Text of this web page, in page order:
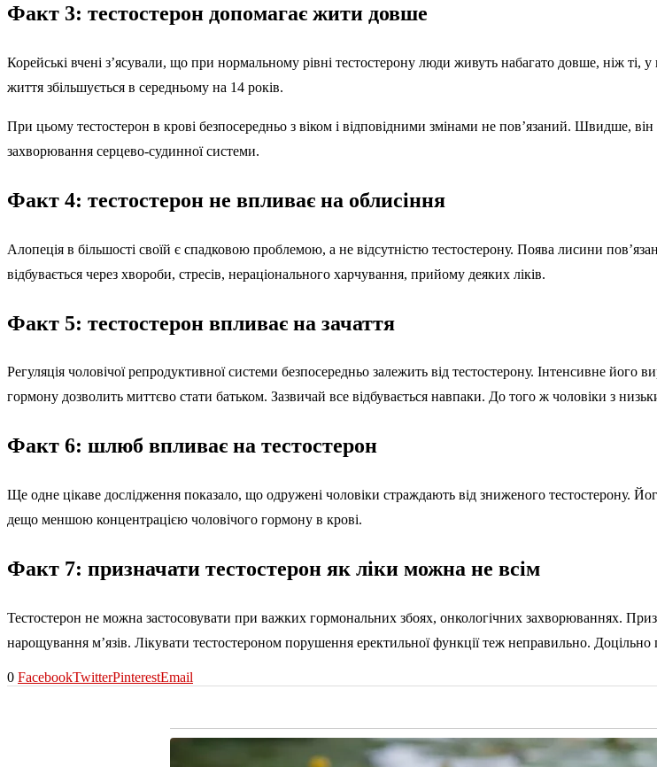
Факт 3: тестостерон допомагає жити довше
Корейські вчені з’ясували, що при нормальному рівні тестостерону люди живуть набагато довше, ніж ті,
життя збільшується в середньому на 14 років.
При цьому тестостерон в крові безпосередньо з віком і відповідними змінами не пов’язаний. Швидше,
захворювання серцево-судинної системи.
Факт 4: тестостерон не впливає на облисіння
Алопеція в більшості своїй є спадковою проблемою, а не відсутністю тестостерону. Поява лисини
відбувається через хвороби, стресів, нераціонального харчування, прийому деяких ліків.
Факт 5: тестостерон впливає на зачаття
Регуляція чоловічої репродуктивної системи безпосередньо залежить від тестостерону. Інтенсивне
гормону дозволить миттєво стати батьком. Зазвичай все відбувається навпаки. До того ж чоловіки з
Факт 6: шлюб впливає на тестостерон
Ще одне цікаве дослідження показало, що одружені чоловіки страждають від зниженого тестостерону.
дещо меншою концентрацією чоловічого гормону в крові.
Факт 7: призначати тестостерон як ліки можна не всім
Тестостерон не можна застосовувати при важких гормональних збоях, онкологічних захворюваннях.
нарощування м’язів. Лікувати тестостероном порушення еректильної функції теж неправильно. Доцільно
0 FacebookTwitterPinterestEmail